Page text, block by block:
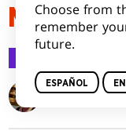
MUERTE
K. Arsenault
Choose from
remember
future.
ESPAÑOL